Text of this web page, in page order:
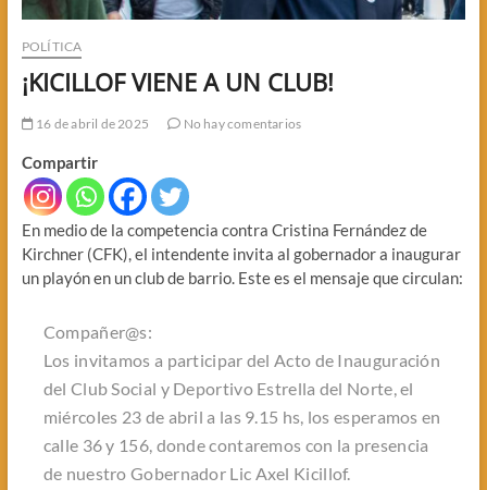
POLÍTICA
¡KICILLOF VIENE A UN CLUB!
16 de abril de 2025 No hay comentarios
Compartir
En medio de la competencia contra Cristina Fernández de
Kirchner (CFK), el intendente invita al gobernador a inaugurar
un playón en un club de barrio. Este es el mensaje que circulan:
Compañer@s:
Los invitamos a participar del Acto de Inauguración
del Club Social y Deportivo Estrella del Norte, el
miércoles 23 de abril a las 9.15 hs, los esperamos en
calle 36 y 156, donde contaremos con la presencia
de nuestro Gobernador Lic Axel Kicillof.